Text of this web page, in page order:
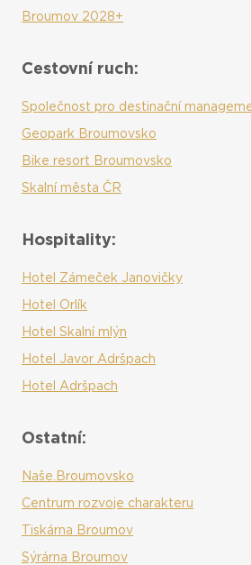
Broumov 2028+
Cestovní ruch:
Společnost pro destinační
Geopark Broumovsko
Bike resort Broumovsko
Skalní města ČR
Hospitality:
Hotel Zámeček Janovičky
Hotel Orlík
Hotel Skalní mlýn
Hotel Javor Adršpach
Hotel Adršpach
Ostatní:
Naše.Broumovsko
Centrum rozvoje charakteru
Tiskárna Broumov
Sýrárna Broumov